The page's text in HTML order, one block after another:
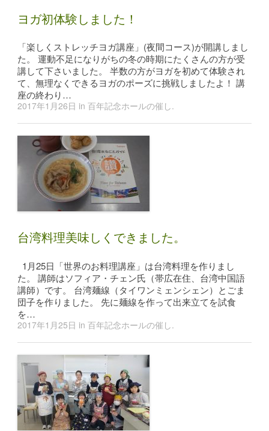
ヨガ初体験しました！
「楽しくストレッチヨガ講座」(夜間コース)が開講しまし
た。 運動不足になりがちの冬の時期にたくさんの方が受
講して下さいました。 半数の方がヨガを初めて体験され
て、無理なくできるヨガのポーズに挑戦しましたよ！ 講
座の終わり…
2017年1月26日 in百年記念ホールの催し.
台湾料理美味しくできました。
1月25日「世界のお料理講座」は台湾料理を作りまし
た。 講師はソフィア・チェン氏（帯広在住、台湾中国語
講師）です。 台湾麺線（タイワンミェンシェン）とごま
団子を作りました。 先に麺線を作って出来立てを試食
を…
2017年1月25日 in百年記念ホールの催し.